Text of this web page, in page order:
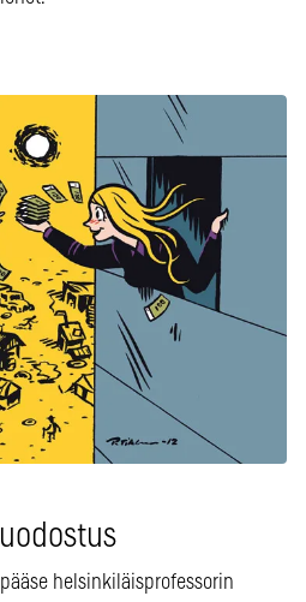
helsinkiläisprofessorin